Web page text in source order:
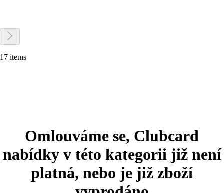
17 items
Omlouváme se, Clubcard
nabídky v této kategorii již není
platná, nebo je již zboží